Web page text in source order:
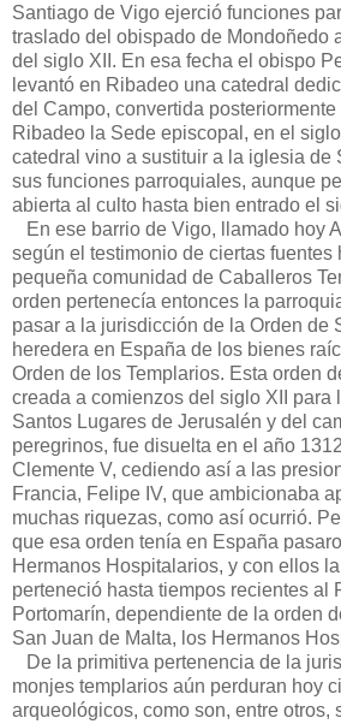
Santiago de Vigo ejerció funciones
traslado del obispado de Mondoñedo
del siglo XII. En esa fecha el obispo
levantó en Ribadeo una catedral
del Campo, convertida
Ribadeo la Sede episcopal, en el
catedral vino a sustituir a la iglesia de
sus funciones parroquiales, aunque
abierta al culto hasta bien entrado el
En ese barrio de Vigo, llamado hoy
según el testimonio de ciertas fuentes
pequeña comunidad de Caballeros
orden pertenecía entonces la
pasar a la jurisdicción de la Orden de
heredera en España de los bienes
Orden de los Templarios. Esta orden
creada a comienzos del siglo XII para
Santos Lugares de Jerusalén y del
peregrinos, fue disuelta en el año
Clemente V, cediendo así a las
Francia, Felipe IV, que ambicionaba
muchas riquezas, como así ocurrió.
que esa orden tenía en España
Hermanos Hospitalarios, y con ellos
perteneció hasta tiempos recientes al
Portomarín, dependiente de la orden
San Juan de Malta, los Hermanos
De la primitiva pertenencia de la
monjes templarios aún perduran hoy
arqueológicos, como son, entre otros,